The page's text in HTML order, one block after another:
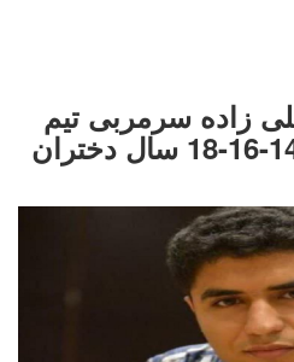
زاده سرمربی تیم
ملی رده‌های سنی 14-16-18 سال دختران